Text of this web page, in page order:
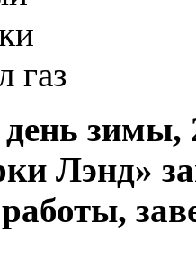
зимы,
Лэнд»